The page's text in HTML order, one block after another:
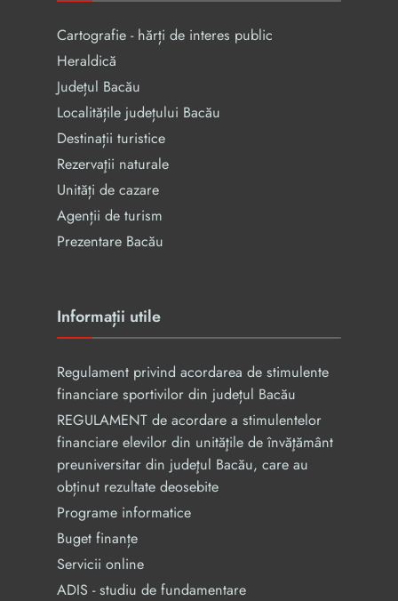
Cartografie - hărți de interes public
Heraldică
Județul Bacău
Localitățile județului Bacău
Destinații turistice
Rezervaţii naturale
Unități de cazare
Agenții de turism
Prezentare Bacău
Informații utile
Regulament privind acordarea de stimulente
financiare sportivilor din județul Bacău
REGULAMENT de acordare a stimulentelor
financiare elevilor din unităţile de învăţământ
preuniversitar din judeţul Bacău, care au
obținut rezultate deosebite
Programe informatice
Buget finanțe
Servicii online
ADIS - studiu de fundamentare